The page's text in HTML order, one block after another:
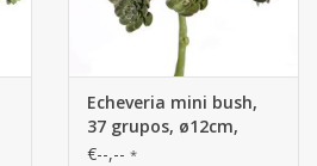
Echeveria mini bush,
37 grupos, ø12cm,
19cm
€--,-- *